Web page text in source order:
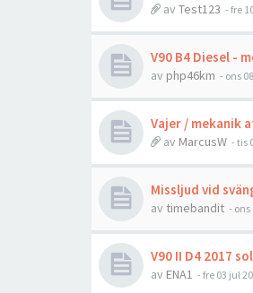
av Test123 - fre
V90 B4 Diesel -
av php46km - ons
Vajer / mekanik
av MarcusW - tis
Missljud vid
av timebandit - ons
V90 II D4 2017
av ENA1 - fre 03 jul